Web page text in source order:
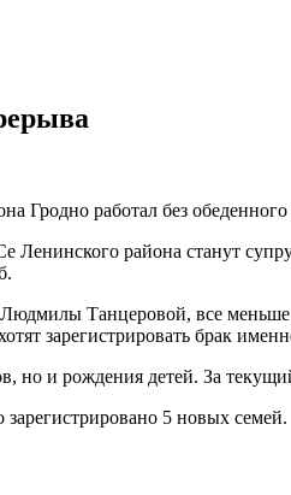
работал без обеденного
района станут
Танцеровой, все
зарегистрировать брак
но и рождения детей. За
зарегистрировано 5 новых семей.